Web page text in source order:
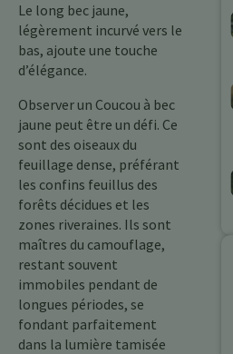
Le long bec jaune,
légèrement incurvé vers le
bas, ajoute une touche
d’élégance.
Observer un Coucou à bec
jaune peut être un défi. Ce
sont des oiseaux du
feuillage dense, préférant
les confins feuillus des
forêts décidues et les
zones riveraines. Ils sont
maîtres du camouflage,
restant souvent
immobiles pendant de
longues périodes, se
fondant parfaitement
dans la lumière tamisée